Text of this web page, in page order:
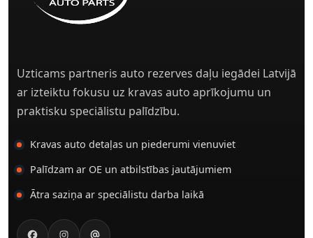
Uzticams partneris auto rezerves daļu iegādei Latvijā
ar izteiktu fokusu uz kravas auto aprīkojumu un
praktisku speciālistu palīdzību.
Kravas auto detaļas un piederumi vienuviet
Palīdzam ar OE un atbilstības jautājumiem
Ātra saziņa ar speciālistu darba laikā